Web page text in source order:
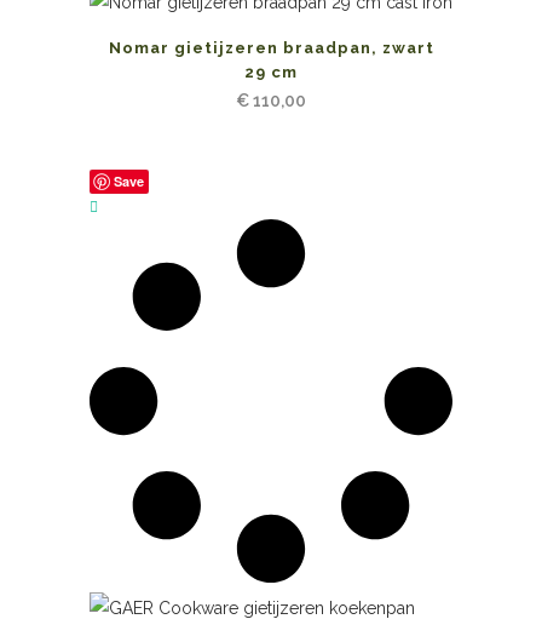
Nomar gietijzeren braadpan, zwart
29 cm
€110,00
Save